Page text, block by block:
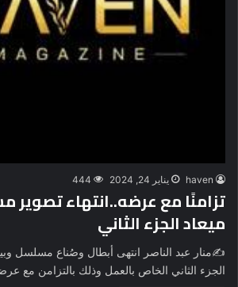
haven يناير 24, 2024 444
تزامنًا مع عرضه..انتهاء تصوير
ميعاد الجزء الثاني
✍️منار عبد الناصر انتهى أبطال وصُناع مسلسل
الجزء الثاني الخاص بالعمل وذلك بالتزامن مع